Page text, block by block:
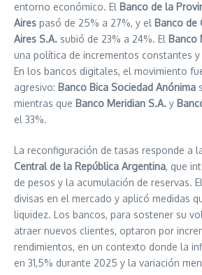
entorno económico. El Banco de la
Aires pasó de 25% a 27%, y el Banco de
Aires S.A. subió de 23% a 24%. El Banco
una política de incrementos constantes
En los bancos digitales, el movimiento
agresivo: Banco Bica Sociedad Anónima
mientras que Banco Meridian S.A. y
el 33%.
La reconfiguración de tasas responde a
Central de la República Argentina, que
de pesos y la acumulación de reservas.
divisas en el mercado y aplicó medidas
liquidez. Los bancos, para sostener su
atraer nuevos clientes, optaron por
rendimientos, en un contexto donde la
en 31,5% durante 2025 y la variación